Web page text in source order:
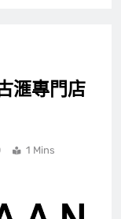
滙專門店
1 Mins